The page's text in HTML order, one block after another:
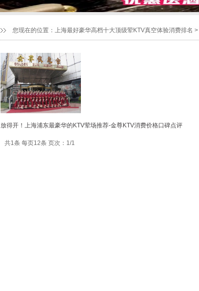
放得开！上海浦东最豪华的KTV荤场推荐-金尊KTV消费价格口碑点评
共1条 每页12条 页次：1/1
您现在的位置： 上海最好豪华高档十大顶级荤KTV真空体验消费排名 >